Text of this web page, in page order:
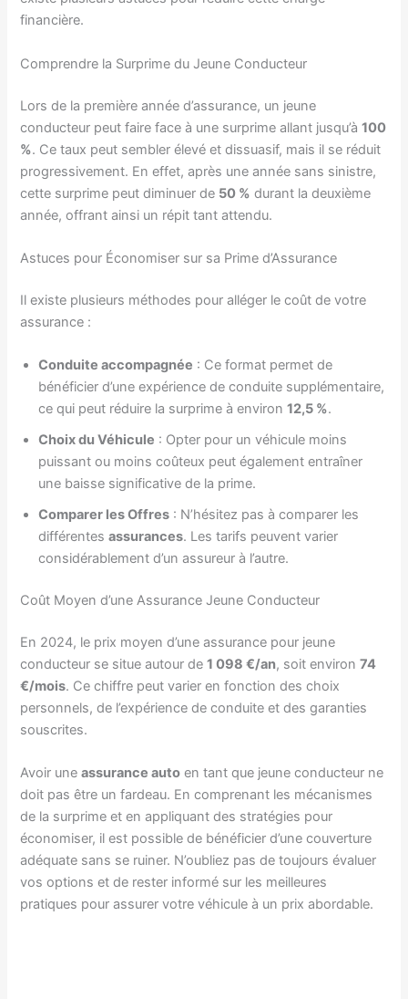
financière.
Comprendre la Surprime du Jeune Conducteur
Lors de la première année d’assurance, un jeune
conducteur peut faire face à une surprime allant jusqu’à100
%. Ce taux peut sembler élevé et dissuasif, mais il se réduit
progressivement. En effet, après une année sans sinistre,
cette surprime peut diminuer de 50 % durant la deuxième
année, offrant ainsi un répit tant attendu.
Astuces pour Économiser sur sa Prime d’Assurance
Il existe plusieurs méthodes pour alléger le coût de votre
assurance :
Conduite accompagnée : Ce format permet de
bénéficier d’une expérience de conduite supplémentaire,
ce qui peut réduire la surprime à environ12,5 %.
Choix du Véhicule : Opter pour un véhicule moins
puissant ou moins coûteux peut également entraîner
une baisse significative de la prime.
Comparer les Offres : N’hésitez pas à comparer les
différentesassurances. Les tarifs peuvent varier
considérablement d’un assureur à l’autre.
Coût Moyen d’une Assurance Jeune Conducteur
En 2024, le prix moyen d’une assurance pour jeune
conducteur se situe autour de1 098 €/an, soit environ74
€/mois. Ce chiffre peut varier en fonction des choix
personnels, de l’expérience de conduite et des garanties
souscrites.
Avoir uneassurance auto en tant que jeune conducteur ne
doit pas être un fardeau. En comprenant les mécanismes
de la surprime et en appliquant des stratégies pour
économiser, il est possible de bénéficier d’une couverture
adéquate sans se ruiner. N’oubliez pas de toujours évaluer
vos options et de rester informé sur les meilleures
pratiques pour assurer votre véhicule à un prix abordable.